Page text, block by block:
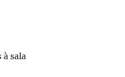
à sala